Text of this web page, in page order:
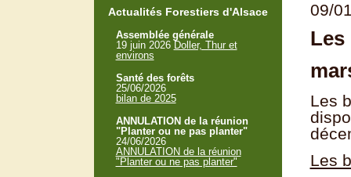
09/
Les
Les
Les
Actualités Forestiers d'Alsace
Assemblée générale
19 juin 2026 Doller, Thur et
environs
Santé des forêts
25/06/2026
bilan de 2025
ANNULATION de la réunion
"Planter ou ne pas planter"
24/06/2026
ANNULATION de la réunion
"Planter ou ne pas planter"